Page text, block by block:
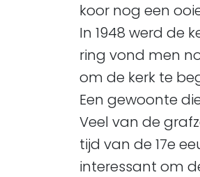
koor nog een
In 1948 werd de
ring vond men
om de kerk te
Een gewoonte
Veel van de
tijd van de 17e
interessant om